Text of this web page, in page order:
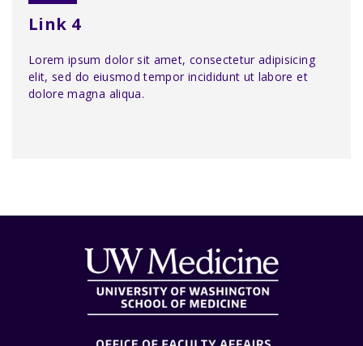
Link 4
Lorem ipsum dolor sit amet, consectetur adipisicing
elit, sed do eiusmod tempor incididunt ut labore et
dolore magna aliqua.